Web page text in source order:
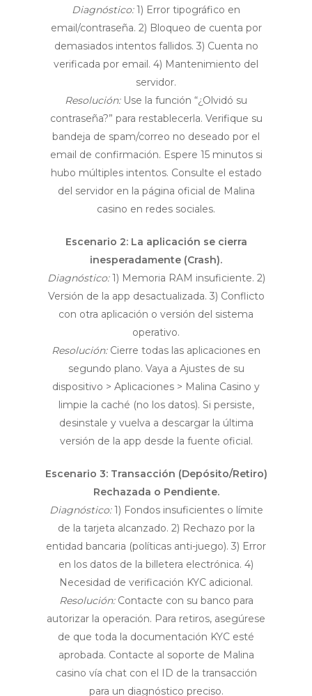
Diagnóstico:1) Error tipográfico en
email/contraseña. 2) Bloqueo de cuenta por
demasiados intentos fallidos. 3) Cuenta no
verificada por email. 4) Mantenimiento del
servidor.
Resolución:Use la función “¿Olvidó su
contraseña?” para restablecerla. Verifique su
bandeja de spam/correo no deseado por el
email de confirmación. Espere 15 minutos si
hubo múltiples intentos. Consulte el estado
del servidor en la página oficial de Malina
casino en redes sociales.
Escenario 2: La aplicación se cierra
inesperadamente (Crash).
Diagnóstico:1) Memoria RAM insuficiente. 2)
Versión de la app desactualizada. 3) Conflicto
con otra aplicación o versión del sistema
operativo.
Resolución:Cierre todas las aplicaciones en
segundo plano. Vaya a Ajustes de su
dispositivo > Aplicaciones > Malina Casino y
limpie la caché (no los datos). Si persiste,
desinstale y vuelva a descargar la última
versión de la app desde la fuente oficial.
Escenario 3: Transacción (Depósito/Retiro)
Rechazada o Pendiente.
Diagnóstico:1) Fondos insuficientes o límite
de la tarjeta alcanzado. 2) Rechazo por la
entidad bancaria (políticas anti-juego). 3) Error
en los datos de la billetera electrónica. 4)
Necesidad de verificación KYC adicional.
Resolución:Contacte con su banco para
autorizar la operación. Para retiros, asegúrese
de que toda la documentación KYC esté
aprobada. Contacte al soporte de Malina
casino vía chat con el ID de la transacción
para un diagnóstico preciso.